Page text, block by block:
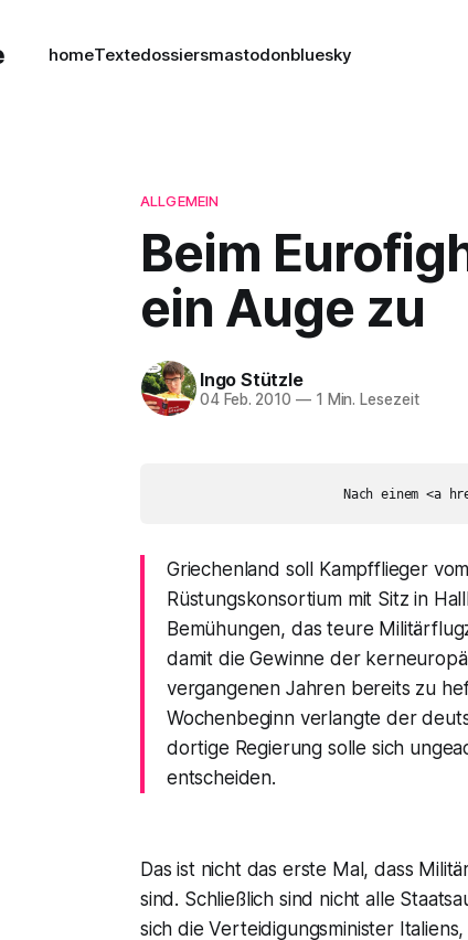
homeTextedossiersmastodonbluesky
ALLGEMEIN
Beim
ein Auge zu
Ingo Stützle
04 Feb. 2010 —1 Min. Lesezeit
Griechenland soll Kampfflieger
Rüstungskonsortium mit Sitz in
Bemühungen, das teure
damit die Gewinne der
vergangenen Jahren bereits zu
Wochenbeginn verlangte der
dortige Regierung solle sich
entscheiden.
Das ist nicht das erste Mal, dass
sind. Schließlich sind nicht alle
sich die Verteidigungsminister